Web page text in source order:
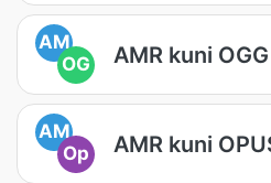
AM
OG
AMR kuni OGG
AM
Op
AMR kuni